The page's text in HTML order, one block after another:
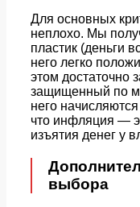
Для основных
неплохо. Мы
пластик (деньги
него легко
этом
защищенный по
него
что инфляция —
изъятия денег у
выбора